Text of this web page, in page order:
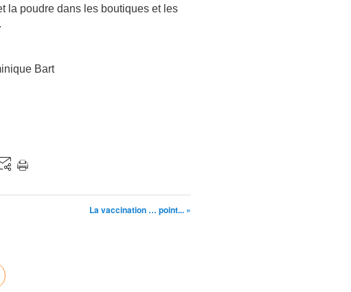
la poudre dans les boutiques et les
Bart
La vaccination … point... »